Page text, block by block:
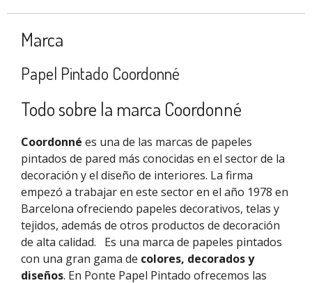
Marca
Papel Pintado Coordonné
Todo sobre la marca Coordonné
Coordonné es una de las marcas de papeles
pintados de pared más conocidas en el sector de la
decoración y el diseño de interiores. La firma
empezó a trabajar en este sector en el año 1978 en
Barcelona ofreciendo papeles decorativos, telas y
tejidos, además de otros productos de decoración
de alta calidad.
Es una marca de papeles pintados
con una gran gama de colores, decorados y
diseños. En Ponte Papel Pintado ofrecemos las